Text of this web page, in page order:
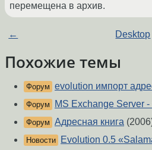
перемещена в архив.
← Desktop
Похожие темы
Форум evolution импорт
Форум MS Exchange Server -
Форум Адресная книга
Новости Evolution 0.5